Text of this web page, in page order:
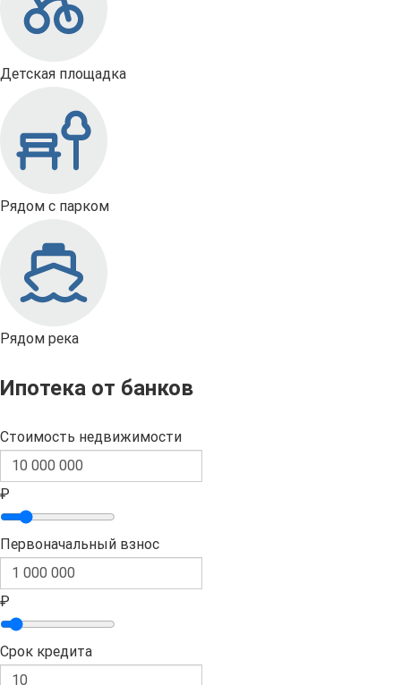
Детская площадка
Рядом с парком
Рядом река
Ипотека от банков
Стоимость недвижимости
₽
Первоначальный взнос
₽
Срок кредита